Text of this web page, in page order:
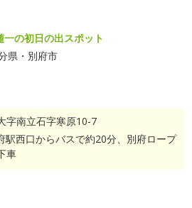
一の初日の出スポット
県・別府市
字南立石字寒原10-7
駅西口からバスで約20分、別府ロープ
車